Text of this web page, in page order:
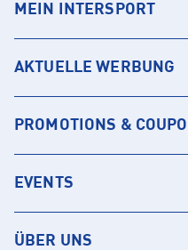
MEIN INTERSPORT
AKTUELLE WERBUNG
PROMOTIONS &
EVENTS
ÜBER UNS